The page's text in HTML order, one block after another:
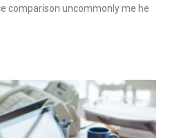
comparison uncommonly me he